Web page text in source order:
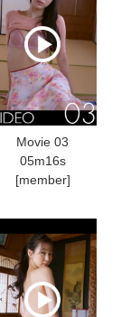
Movie 03
05m16s
[member]